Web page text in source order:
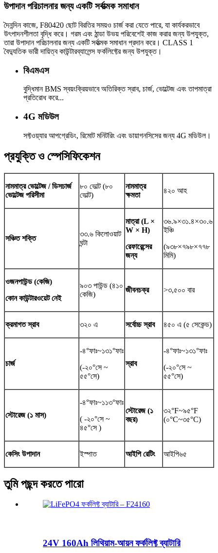
উপাদান পরিচালনার জন্য একটি সর্বাত্মক সমাধান
দৈনন্দিন কাজে, F80420 ছোট বিরতির সময়ও চার্জ করা যেতে পারে, যা কার্যকরভাবে
উৎপাদনশীলতা বৃদ্ধি করে। গরম এবং ঠান্ডা উভয় পরিবেশেই কাজ করার জন্য উপযুক্ত,
তারা উপাদান পরিচালনার জন্য একটি সর্বাত্মক সমাধান প্রদান করে। CLASS 1
বৈদ্যুতিক ভারী দায়িত্ব কাউন্টারব্যালেন্স ফর্কলিফ্টের জন্য উপযুক্ত।
বিএমএস
বুদ্ধিমান BMS স্বয়ংক্রিয়ভাবে অতিরিক্ত স্রাব, চার্জ, ভোল্টেজ এবং তাপমাত্রা
প্রতিরোধ করে...
4G মডিউল
সফ্টওয়্যার আপগ্রেডিং, রিমোট মনিটরিং এবং ডায়াগনসিসের জন্য 4G মডিউল।
প্রযুক্তি ও স্পেসিফিকেশন
নামমাত্র ভোল্টেজ / ডিসচার্জ
ভোল্টেজ পরিসীমা
৮০ ভোল্ট (৮০
ভোল্ট)
নামমাত্র
ক্ষমতা
৪২০ আহ
সঞ্চিত শক্তি
৩৩.৬ কিলোওয়াট
ঘন্টা
মাত্রা (L ×
W × H)
রেফারেন্সের
জন্য
৩৬.৯×৩১.৪×৩০.৬
ইঞ্চি
(৯৩৮×৭৯৮×৭৭৮
মিমি)
ওজনপাউন্ড (কেজি)
কোন কাউন্টারওয়েট নেই
৯০৩ পাউন্ড (৪১০
কেজি)
জীবনচক্র >৩,৫০০ বার
ক্রমাগত স্রাব ৩২০ এ সর্বোচ্চ স্রাব ৪৫০ এ (৫ সেকেন্ড)
চার্জ
-৪°ফাঃ~১৩১°ফাঃ
(-২০°সে ~
৫৫°সে)
স্রাব
-৪°ফাঃ~১৩১°ফাঃ
(-২০°সে ~
৫৫°সে)
স্টোরেজ (১ মাস)
-৪°ফাঃ~১১৩°ফাঃ
( -২০°সে ~
৪৫°সে )
স্টোরেজ (১
বছর)
৩২°F~৯৫°F
(০°C~৩৫°C)
কেসিং উপাদান ইস্পাত আইপি রেটিং আইপি৬৫
তুমি পছন্দ করতে পারো
24V 160Ah লিথিয়াম-আয়ন ফর্কলিফ্ট ব্যাটারি